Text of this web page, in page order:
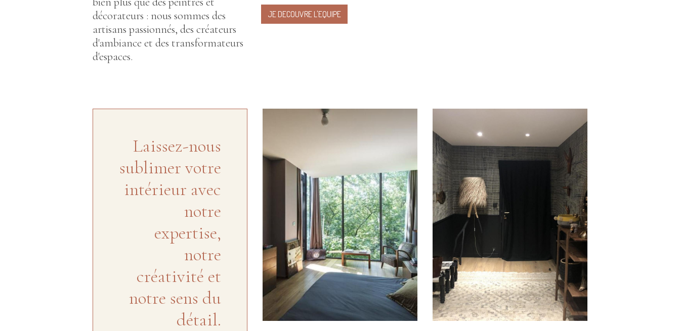
décorateurs : nous sommes des
artisans passionnés, des créateurs
d'ambiance et des transformateurs
d'espaces.
JE DECOUVRE L'EQUIPE
Laissez-nous
sublimer votre
intérieur avec
notre
expertise,
notre
créativité et
notre sens du
détail.